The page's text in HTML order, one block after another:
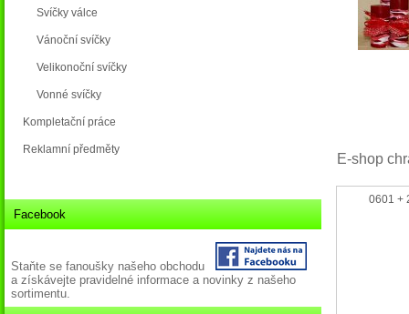
Svíčky válce
Vánoční svíčky
Velikonoční svíčky
Vonné svíčky
Kompletační práce
Reklamní předměty
Facebook
Staňte se fanoušky našeho obchodu
a získávejte pravidelné informace a novinky z našeho
sortimentu.
E-shop
0601 +